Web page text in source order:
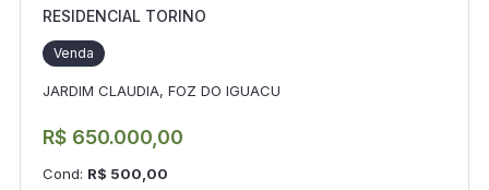
RESIDENCIAL TORINO
Venda
JARDIM CLAUDIA, FOZ DO IGUACU
R$ 650.000,00
Cond: R$ 500,00